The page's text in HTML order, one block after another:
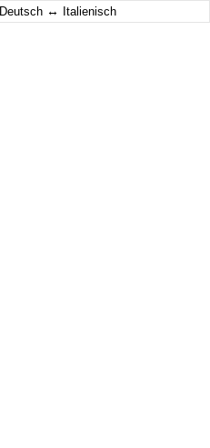
Deutsch ↔ Italienisch